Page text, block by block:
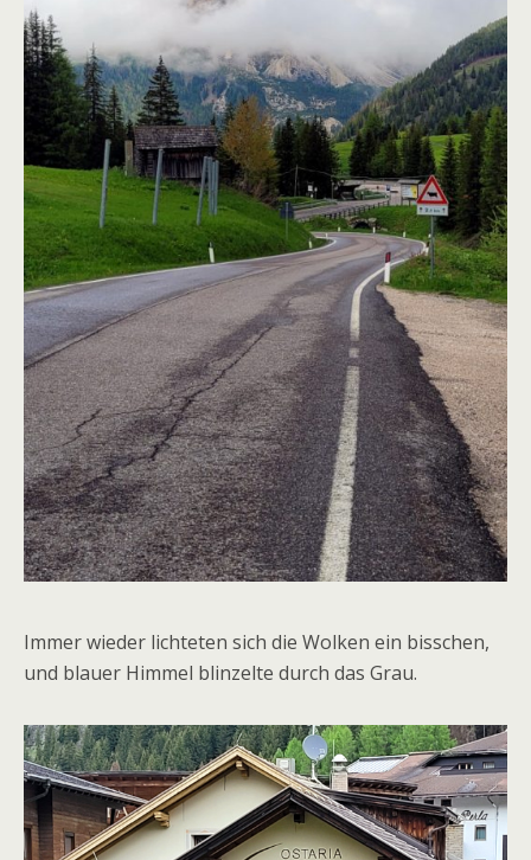
Immer wieder lichteten sich die Wolken ein bisschen,
und blauer Himmel blinzelte durch das Grau.